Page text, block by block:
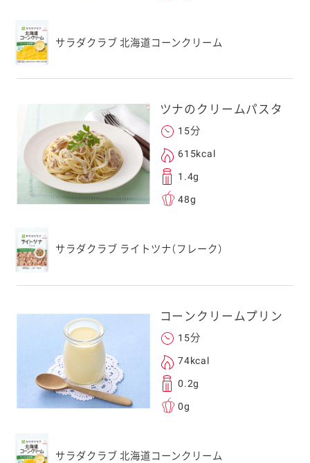
信する事ができ
旦ご自身で受け
転送していただけ
元コードをス
ォンのカメラ
スマートフォン
のメールアドレス
」を受信を許可
ご利用ください。
ドメイン指定受信
します。
レスは、本サービ
サラダクラブ 北海道コーンクリーム
ツナのクリームパスタ
15分
615kcal
1.4g
48g
サラダクラブ ライトツナ（フレーク）
コーンクリームプリン
15分
74kcal
0.2g
0g
サラダクラブ 北海道コーンクリーム